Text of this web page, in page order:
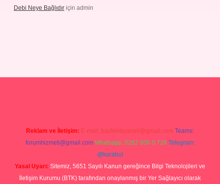
Debi Neye Bağlıdır için admin
Reklam ve İletişim: E-mail: backlinkpaneli@gmail.com Teams:
forumhizmeti@gmail.com Whatsapp: 0262 606 0 726 Telegram:
@karabul
Yasal Uyarı: Sitemiz, 5651 Sayılı Kanun gereğince Bilgi Teknolojileri ve
İletişim Kurumu (BTK) tarafından onaylanmış bir Yer Sağlayıcı olarak